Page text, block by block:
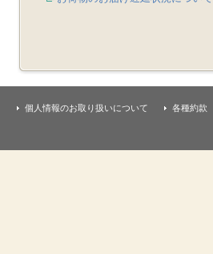
個人情報のお取り扱いについて 各種約款